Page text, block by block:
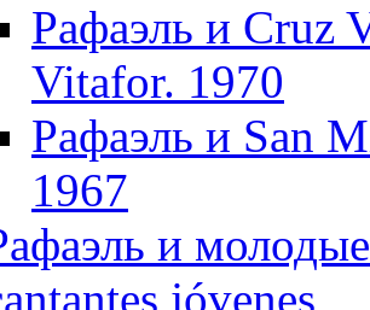
Рафаэль и Cruz
Vitafor. 1970
Рафаэль и San
1967
и
jóvenes